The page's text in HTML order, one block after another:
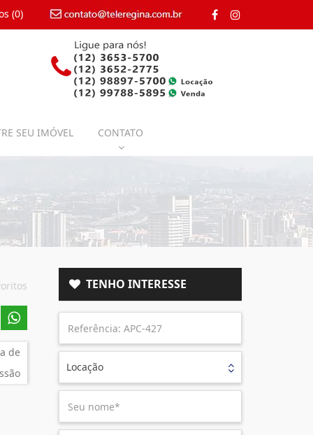
contato@teleregina.com.br
(0)
SEU IMÓVEL CONTATO
de
TENHO INTERESSE
Locação